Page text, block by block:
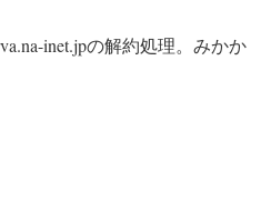
inet.jpの解約処理。みかか